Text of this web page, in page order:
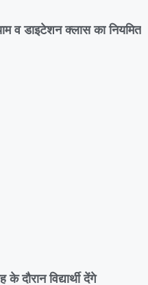
व डाइटेशन क्लास का नियमित
दौरान विद्यार्थी देंगे